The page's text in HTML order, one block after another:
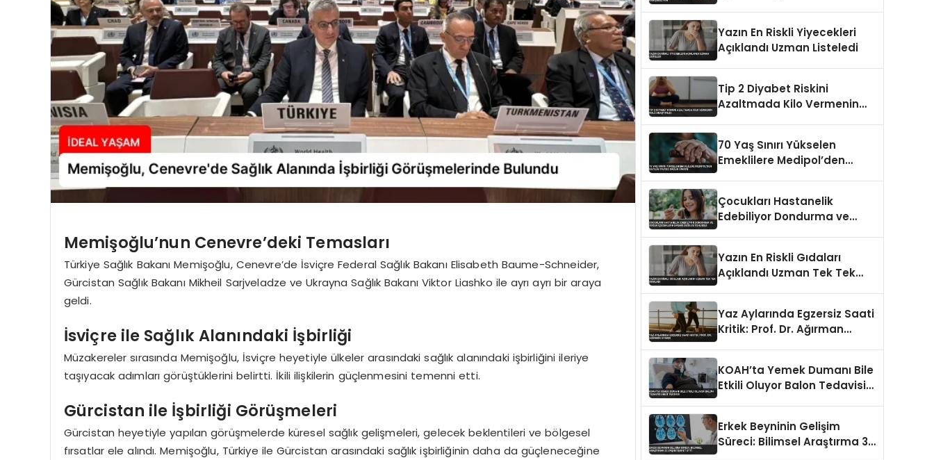
Memişoğlu’nun Cenevre’deki Temasları
Türkiye Sağlık Bakanı Memişoğlu, Cenevre’de İsviçre Federal Sağlık Bakanı Elisabeth Baume-Schneider,
Gürcistan Sağlık Bakanı Mikheil Sarjveladze ve Ukrayna Sağlık Bakanı Viktor Liashko ile ayrı ayrı bir araya
geldi.
İsviçre ile Sağlık Alanındaki İşbirliği
Müzakereler sırasında Memişoğlu, İsviçre heyetiyle ülkeler arasındaki sağlık alanındaki işbirliğini ileriye
taşıyacak adımları görüştüklerini belirtti. İkili ilişkilerin güçlenmesini temenni etti.
Gürcistan ile İşbirliği Görüşmeleri
Gürcistan heyetiyle yapılan görüşmelerde küresel sağlık gelişmeleri, gelecek beklentileri ve bölgesel
fırsatlar ele alındı. Memişoğlu, Türkiye ile Gürcistan arasındaki sağlık işbirliğinin daha da güçleneceğine
Yazın En Riskli Yiyecekleri
Açıklandı Uzman Listeledi
Tip 2 Diyabet Riskini
Azaltmada Kilo Vermenin
70 Yaş Sınırı Yükselen
Emeklilere Medipol’den
Çocukları Hastanelik
Edebiliyor Dondurma ve
Yazın En Riskli Gıdaları
Açıklandı Uzman Tek Tek
Yaz Aylarında Egzersiz Saati
Kritik: Prof. Dr. Ağırman
KOAH’ta Yemek Dumanı Bile
Etkili Oluyor Balon Tedavisi
Erkek Beyninin Gelişim
Süreci: Bilimsel Araştırma 32